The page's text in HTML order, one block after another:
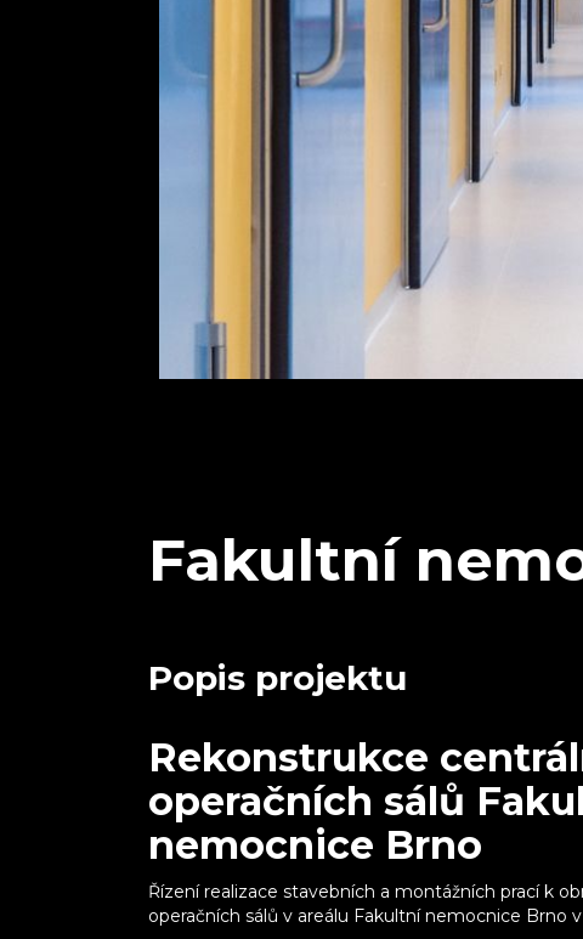
Fakultní
Popis projektu
Rekonstrukce
operačních sálů
nemocnice Brno
Řízení realizace stavebních a montážních prací k
operačních sálů v areálu Fakultní nemocnice Brno